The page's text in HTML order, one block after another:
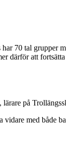
70 tal grupper
därför att
på
med både